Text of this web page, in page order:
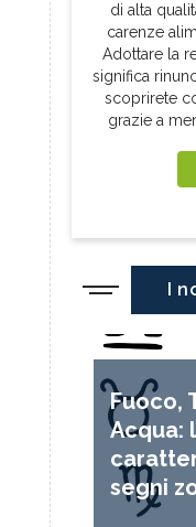
di alta
carenze
Adottare la
significa
scoprirete
grazie a
I
Fuoco,
Acqua:
segni